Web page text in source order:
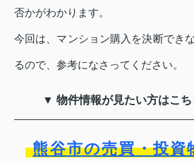
否かがわかります。
今回は、マンション購入を決断でき
るので、参考になさってください。
▼ 物件情報が見たい方はこ
熊谷市の売買・投資